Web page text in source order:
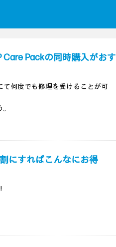
Packの同時購入がおす
て何度でも修理を受けることが可
にすればこんなにお得